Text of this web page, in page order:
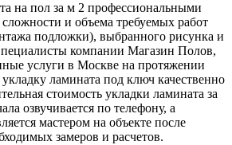
на пол за м 2 профессиональными
и объема требуемых работ
подложки), выбранного рисунка и
компании Магазин Полов,
услуги в Москве на протяжении
ламината под ключ качественно
стоимость укладки ламината за
озвучивается по телефону, а
мастером на объекте после
замеров и расчетов.